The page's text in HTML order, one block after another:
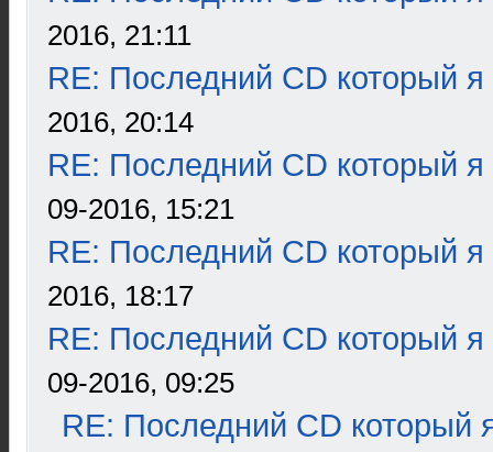
2016, 21:11
RE: Последний CD который я
2016, 20:14
RE: Последний CD который я
09-2016, 15:21
RE: Последний CD который я
2016, 18:17
RE: Последний CD который я
09-2016, 09:25
RE: Последний CD который